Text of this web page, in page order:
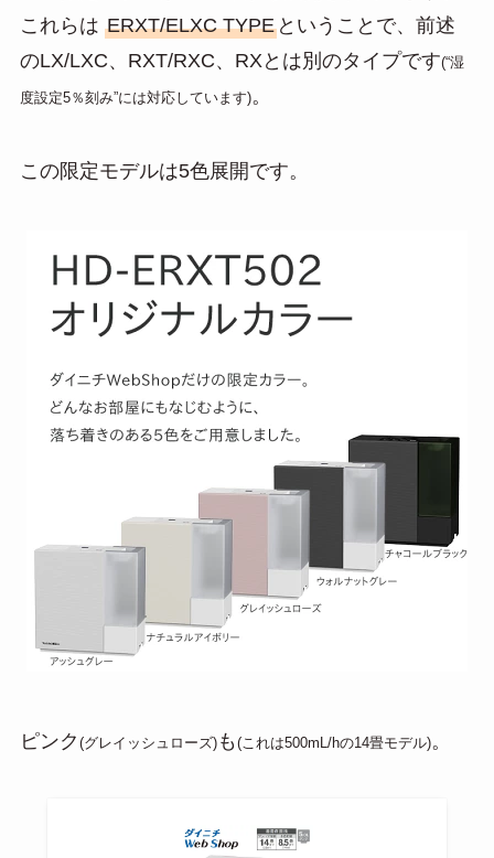
これらは ERXT/ELXC TYPEということで、前述
のLX/LXC、RXT/RXC、RXとは別のタイプです(“湿
度設定5％刻み”には対応しています)。
この限定モデルは5色展開です。
ピンク (グレイッシュローズ)も (これは500mL/hの14畳モデル)。